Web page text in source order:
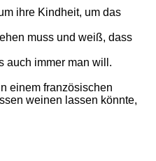
ihre Kindheit, um das
muss und weiß, dass
auch immer man will.
einem französischen
weinen lassen könnte,